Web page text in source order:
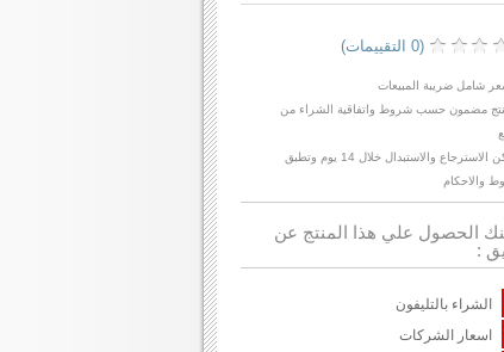
(0 التقييمات)
شامل ضريبة المبيعات
مضمون حسب شروط واتفاقية الشراء من
> يمكن الاسترجاع والاستبدال خلال 14 يوم وتطبق
والاحكام
الحصول علي هذا المنتج عن
:
الشراء بالتليفون
اسعار الشركات